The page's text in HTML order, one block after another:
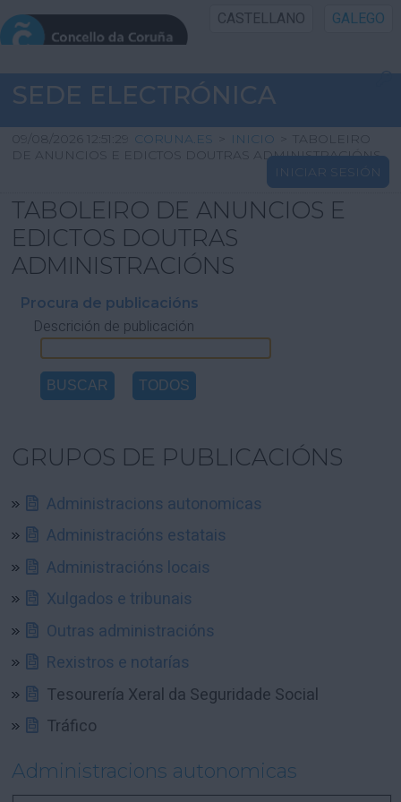
CASTELLANO GALEGO
INICIO SEDE
INICIO
INFORMACIÓN PÚBLICA
CARTAFOL CIDADÁN
UTILIDADES
AXUDA
SEDE ELECTRÓNICA
09/08/2026 12:51:29 CORUNA.ES > INICIO > TABOLEIRO
DE ANUNCIOS E EDICTOS DOUTRAS ADMINISTRACIÓNS
INICIAR SESIÓN
TABOLEIRO DE ANUNCIOS E
EDICTOS DOUTRAS
ADMINISTRACIÓNS
Procura de publicacións
Descrición de publicación
GRUPOS DE PUBLICACIÓNS
Administracions autonomicas
Administracións estatais
Administracións locais
Xulgados e tribunais
Outras administracións
Rexistros e notarías
Tesourería Xeral da Seguridade Social
Tráfico
Administracions autonomicas